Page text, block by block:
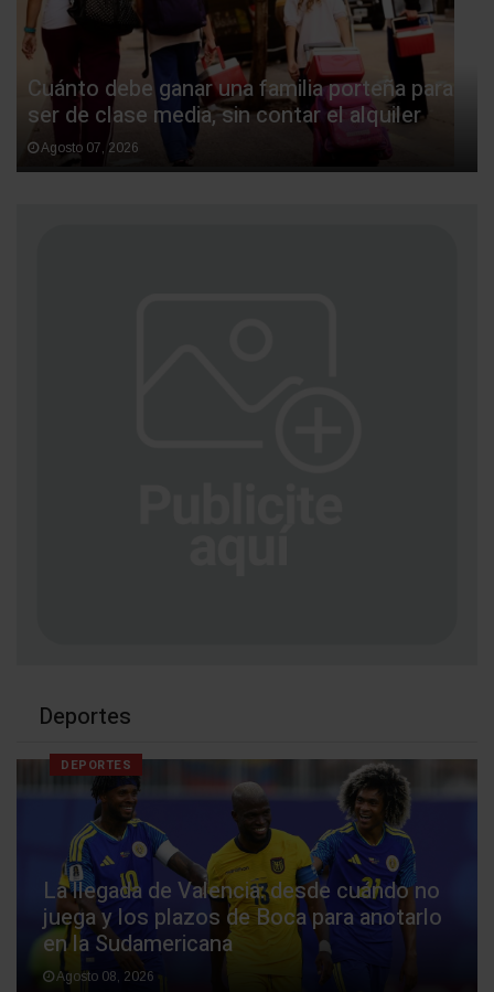
Cuánto debe ganar una familia porteña para
ser de clase media, sin contar el alquiler
Agosto 07, 2026
Deportes
DEPORTES
La llegada de Valencia: desde cuándo no
juega y los plazos de Boca para anotarlo
en la Sudamericana
Agosto 08, 2026